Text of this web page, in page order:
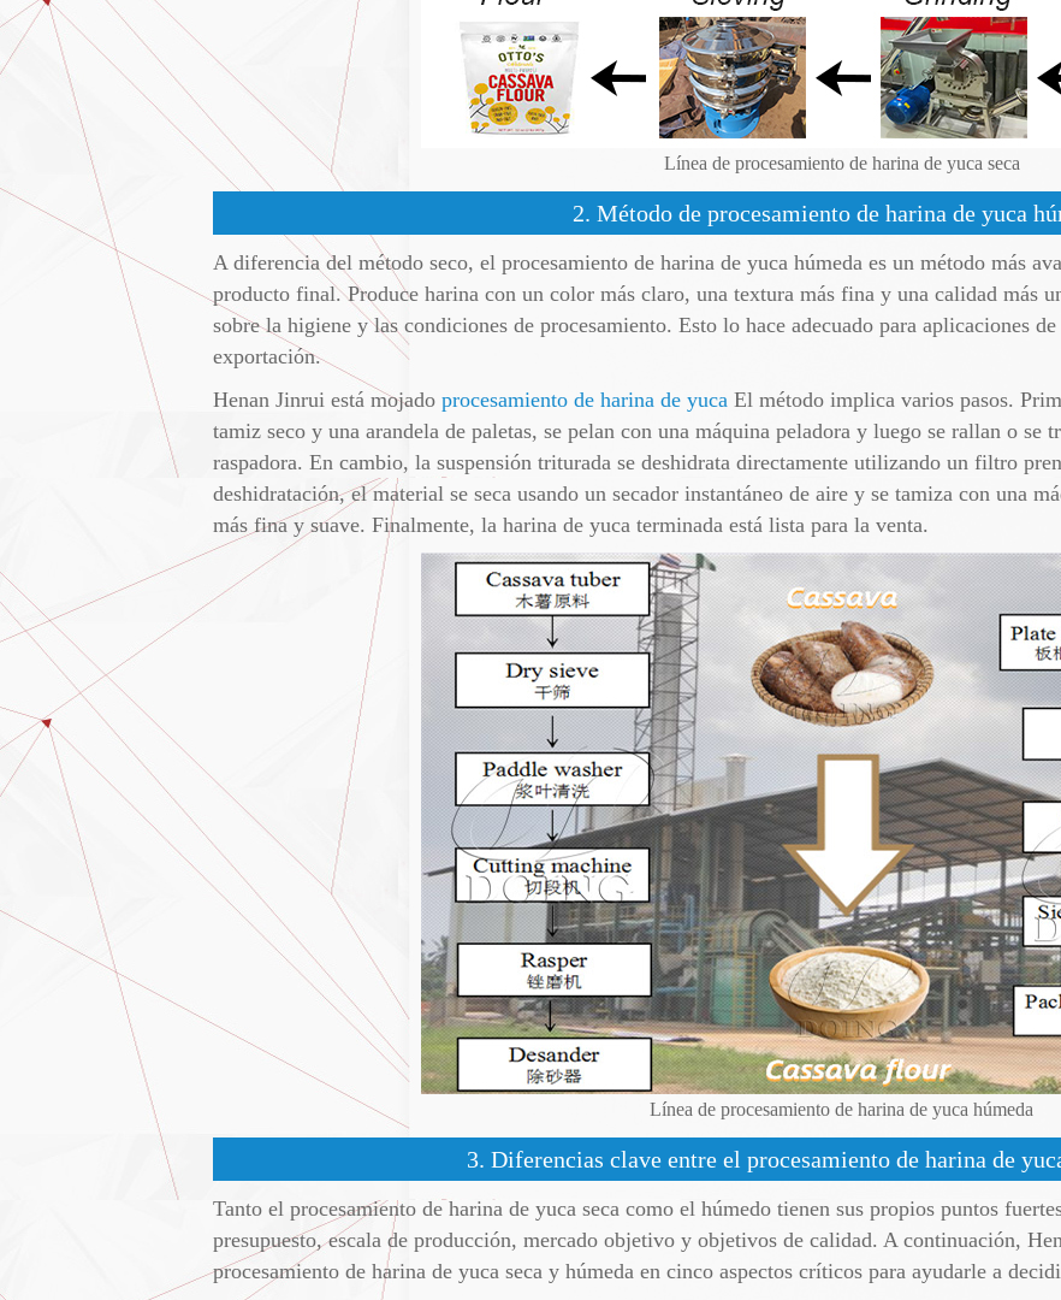
Línea de procesamiento de harina de yuca seca
2. Método de procesamiento de harina de yuca
A diferencia del método seco, el procesamiento de harina de yuca húmeda es un método más
producto final. Produce harina con un color más claro, una textura más fina y una calidad más
sobre la higiene y las condiciones de procesamiento. Esto lo hace adecuado para aplicaciones
exportación.
Henan Jinrui está mojado procesamiento de harina de yuca El método implica varios pasos.
tamiz seco y una arandela de paletas, se pelan con una máquina peladora y luego se rallan o se
raspadora. En cambio, la suspensión triturada se deshidrata directamente utilizando un filtro
deshidratación, el material se seca usando un secador instantáneo de aire y se tamiza con una
más fina y suave. Finalmente, la harina de yuca terminada está lista para la venta.
Línea de procesamiento de harina de yuca húmeda
3. Diferencias clave entre el procesamiento de harina de
Tanto el procesamiento de harina de yuca seca como el húmedo tienen sus propios puntos
presupuesto, escala de producción, mercado objetivo y objetivos de calidad. A continuación,
procesamiento de harina de yuca seca y húmeda en cinco aspectos críticos para ayudarle a